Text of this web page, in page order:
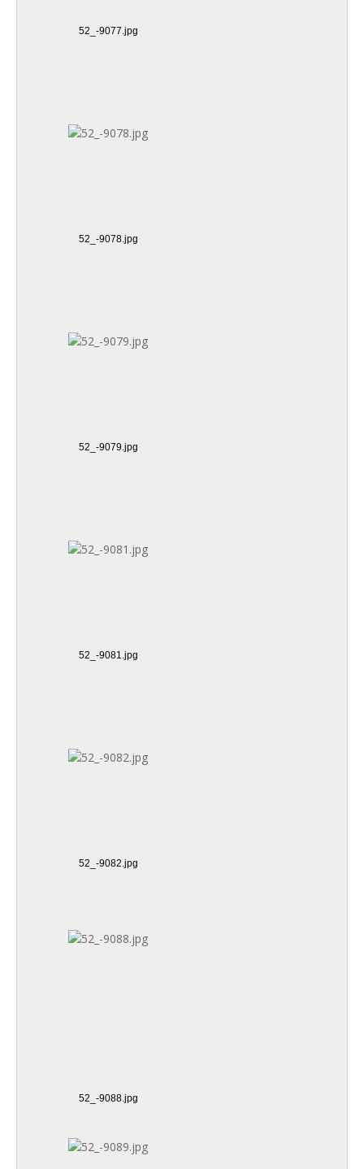
52_-9077.jpg
52_-9078.jpg
52_-9079.jpg
52_-9081.jpg
52_-9082.jpg
52_-9088.jpg